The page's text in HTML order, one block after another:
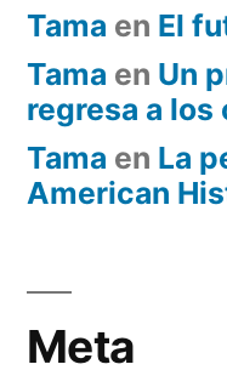
Tama en El
Tama en Un
regresa a los
Tama en La
American
Meta